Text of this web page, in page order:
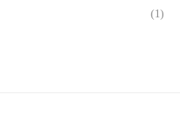
(1)